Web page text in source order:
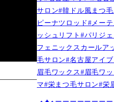
サロン#韓ドル風まつ
ピーナツロッド#メー
ッシュリフト#パリジ
フェニックスカールア
毛サロン#名古屋アイ
眉毛ワックス#眉毛ワ
マ#栄まつ毛サロン#栄